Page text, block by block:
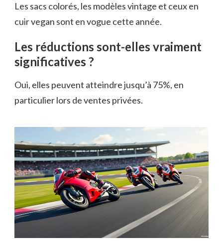
Les sacs colorés, les modèles vintage et ceux en
cuir vegan sont en vogue cette année.
Les réductions sont-elles vraiment
significatives ?
Oui, elles peuvent atteindre jusqu’à 75%, en
particulier lors de ventes privées.